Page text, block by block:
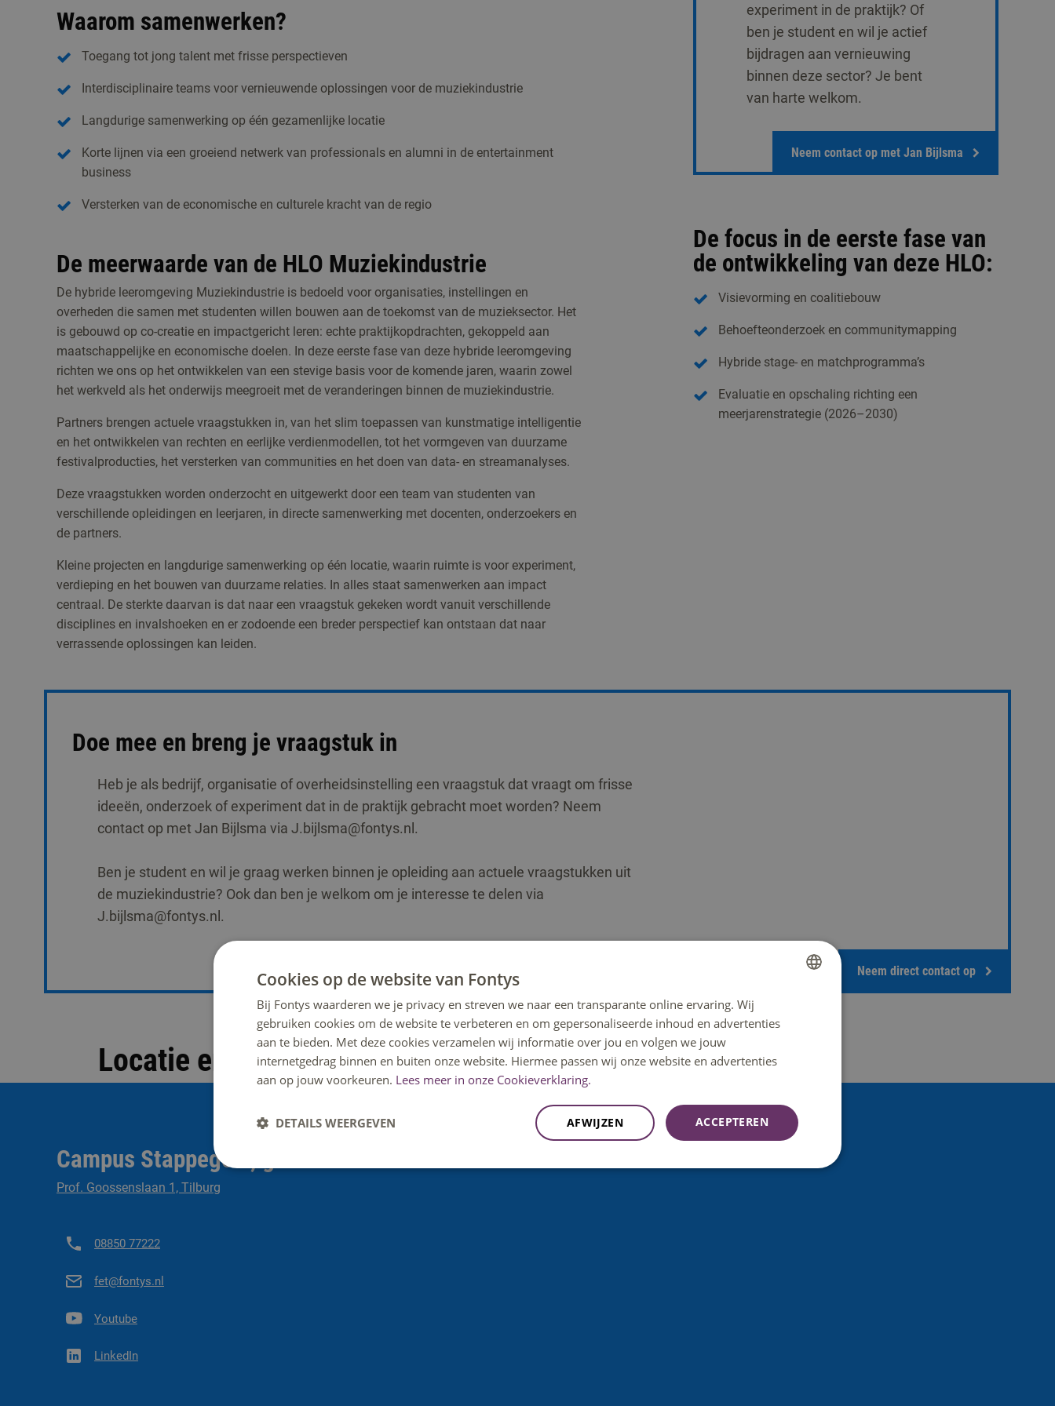
Waarom samenwerken?
Toegang tot jong talent met frisse perspectieven
Interdisciplinaire teams voor vernieuwende oplossingen voor de muziekindustrie
Langdurige samenwerking op één gezamenlijke locatie
Korte lijnen via een groeiend netwerk van professionals en alumni in de entertainment
business
Versterken van de economische en culturele kracht van de regio
De meerwaarde van de HLO Muziekindustrie
De hybride leeromgeving Muziekindustrie is bedoeld voor organisaties, instellingen en
overheden die samen met studenten willen bouwen aan de toekomst van de muzieksector. Het
is gebouwd op co-creatie en impactgericht leren: echte praktijkopdrachten, gekoppeld aan
maatschappelijke en economische doelen. In deze eerste fase van deze hybride leeromgeving
richten we ons op het ontwikkelen van een stevige basis voor de komende jaren, waarin zowel
het werkveld als het onderwijs meegroeit met de veranderingen binnen de muziekindustrie.
Partners brengen actuele vraagstukken in, van het slim toepassen van kunstmatige intelligentie
en het ontwikkelen van rechten en eerlijke verdienmodellen, tot het vormgeven van duurzame
festivalproducties, het versterken van communities en het doen van data- en streamanalyses.
Deze vraagstukken worden onderzocht en uitgewerkt door een team van studenten van
verschillende opleidingen en leerjaren, in directe samenwerking met docenten, onderzoekers en
de partners.
Kleine projecten en langdurige samenwerking op één locatie, waarin ruimte is voor experiment,
verdieping en het bouwen van duurzame relaties. In alles staat samenwerken aan impact
centraal. De sterkte daarvan is dat naar een vraagstuk gekeken wordt vanuit verschillende
disciplines en invalshoeken en er zodoende een breder perspectief kan ontstaan dat naar
verrassende oplossingen kan leiden.
experiment in de praktijk? Of
ben je student en wil je actief
bijdragen aan vernieuwing
binnen deze sector? Je bent
van harte welkom.
Neem contact op met Jan Bijlsma
De focus in de eerste fase van
de ontwikkeling van deze HLO:
Visievorming en coalitiebouw
Behoefteonderzoek en communitymapping
Hybride stage- en matchprogramma’s
Evaluatie en opschaling richting een
meerjarenstrategie (2026–2030)
Doe mee en breng je vraagstuk in
Heb je als bedrijf, organisatie of overheidsinstelling een vraagstuk dat vraagt om frisse
ideeën, onderzoek of experiment dat in de praktijk gebracht moet worden? Neem
contact op met Jan Bijlsma via J.bijlsma@fontys.nl.
Ben je student en wil je graag werken binnen je opleiding aan actuele vraagstukken uit
de muziekindustrie? Ook dan ben je welkom om je interesse te delen via
J.bijlsma@fontys.nl.
Neem direct contact op
Locatie en contact
Campus Stappegoor, gebouw P8
Prof. Goossenslaan 1, Tilburg
08850 77222
fet@fontys.nl
Youtube
LinkedIn
ENGLISH
Cookies op de website van Fontys
Bij Fontys waarderen we je privacy en streven we naar een transparante online ervaring. Wij
gebruiken cookies om de website te verbeteren en om gepersonaliseerde inhoud en advertenties
aan te bieden. Met deze cookies verzamelen wij informatie over jou en volgen we jouw
internetgedrag binnen en buiten onze website. Hiermee passen wij onze website en advertenties
aan op jouw voorkeuren. Lees meer in onze Cookieverklaring.
ACCEPTEREN
AFWIJZEN
DETAILS WEERGEVEN